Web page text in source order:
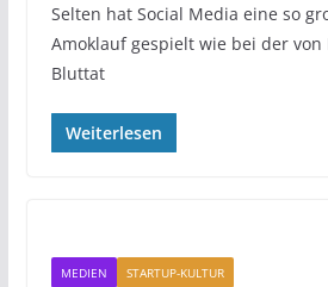
Selten hat Social Media eine so
Amoklauf gespielt wie bei der von
Bluttat
Weiterlesen
MEDIEN STARTUP-KULTUR